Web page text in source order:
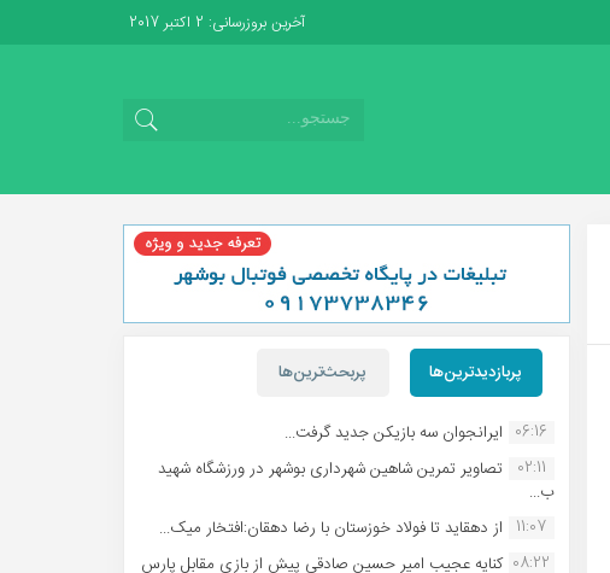
آخرین بروزرسانی: 2 اکتبر 2017
پربازدیدترین‌ها پربحث‌ترین‌ها
06:16 ایرانجوان سه بازیکن جدید گرفت...
02:11
تصاویر تمرین شاهین شهردارى بوشهر در ورزشگاه شهید
ب...
11:07 از دهقاید تا فولاد خوزستان با رضا دهقان:افتخار میک...
08:22 کنایه عجیب امیر حسین صادقی پیش از بازی مقابل پارس